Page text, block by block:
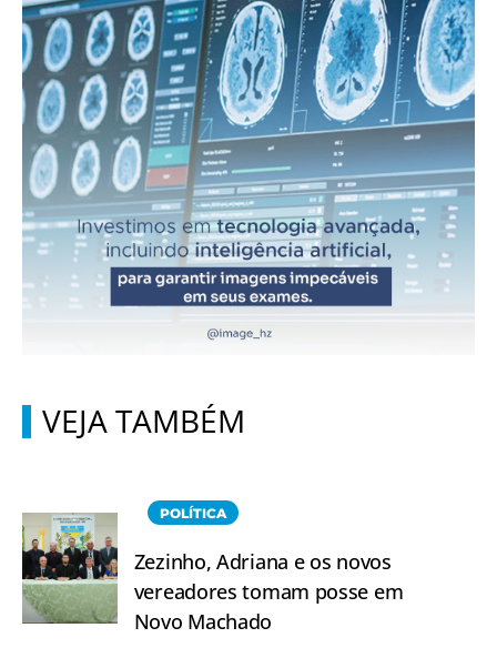
VEJA TAMBÉM
POLÍTICA
Zezinho, Adriana e os novos
vereadores tomam posse em
Novo Machado